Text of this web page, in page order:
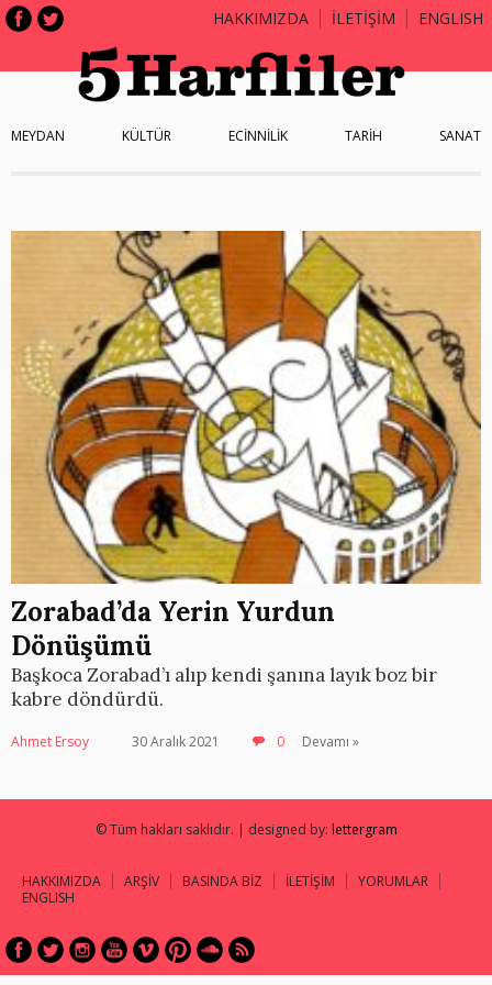
HAKKIMIZDA İLETİŞİM ENGLISH
MEYDAN KÜLTÜR ECİNNİLİK TARİH SANAT
Zorabad’da Yerin Yurdun
Dönüşümü
Başkoca Zorabad’ı alıp kendi şanına layık boz bir
kabre döndürdü.
Ahmet Ersoy 30 Aralık 2021 0 Devamı »
© Tüm hakları saklıdır. | designed by: lettergram
HAKKIMIZDA ARŞİV BASINDA BİZ İLETİŞİM
YORUMLAR
ENGLISH